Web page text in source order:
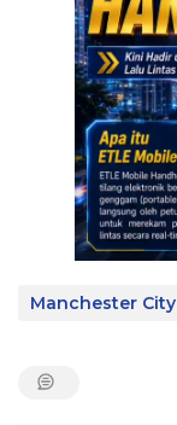
Manchester City